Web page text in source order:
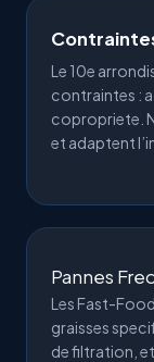
Le 10e
contraintes :
copropriete.
et adaptent
Pannes
Les Fast-
graisses
de filtration,